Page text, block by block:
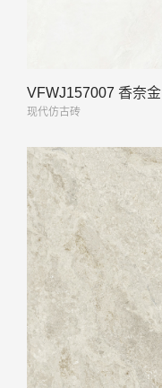
VFWJ157007 香奈金
现代仿古砖